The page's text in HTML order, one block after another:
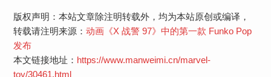
版权声明：本站文章除注明转载外，均为本站原创或编译，
转载请注明来源： 动画《X 战警 97》中的第一款 Funko Pop
发布
本文链接地址： https://www.manweimi.cn/marvel-
toy/30461.html